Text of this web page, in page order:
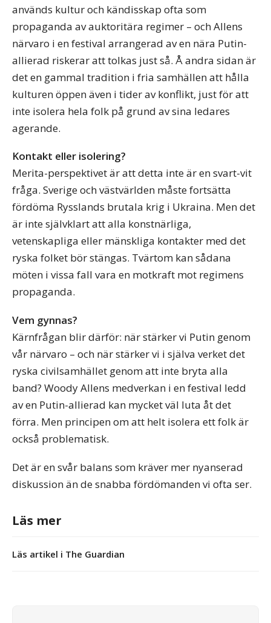
används kultur och kändisskap ofta som
propaganda av auktoritära regimer – och Allens
närvaro i en festival arrangerad av en nära Putin-
allierad riskerar att tolkas just så. Å andra sidan är
det en gammal tradition i fria samhällen att hålla
kulturen öppen även i tider av konflikt, just för att
inte isolera hela folk på grund av sina ledares
agerande.
Kontakt eller isolering?
Merita-perspektivet är att detta inte är en svart-vit
fråga. Sverige och västvärlden måste fortsätta
fördöma Rysslands brutala krig i Ukraina. Men det
är inte självklart att alla konstnärliga,
vetenskapliga eller mänskliga kontakter med det
ryska folket bör stängas. Tvärtom kan sådana
möten i vissa fall vara en motkraft mot regimens
propaganda.
Vem gynnas?
Kärnfrågan blir därför: när stärker vi Putin genom
vår närvaro – och när stärker vi i själva verket det
ryska civilsamhället genom att inte bryta alla
band? Woody Allens medverkan i en festival ledd
av en Putin-allierad kan mycket väl luta åt det
förra. Men principen om att helt isolera ett folk är
också problematisk.
Det är en svår balans som kräver mer nyanserad
diskussion än de snabba fördömanden vi ofta ser.
Läs mer
Läs artikel i The Guardian